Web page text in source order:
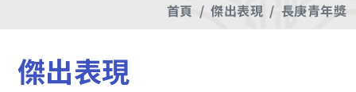
首頁 傑出表現 長庚青年獎
傑出表現